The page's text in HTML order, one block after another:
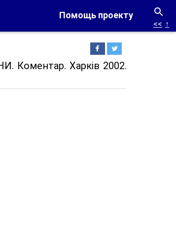
Помощь проекту
<< ↑
Коментар. Харків 2002.